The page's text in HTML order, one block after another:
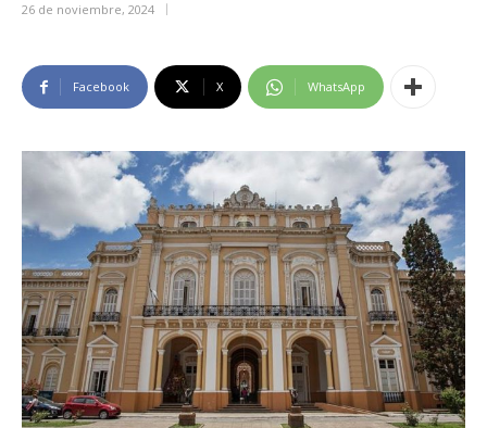
26 de noviembre, 2024
Facebook X WhatsApp